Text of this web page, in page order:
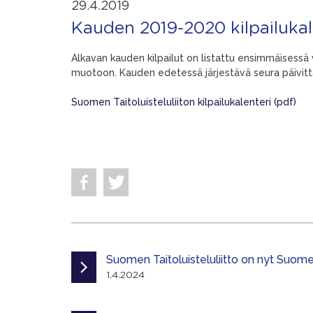
29.4.2019
Kauden 2019-2020
Alkavan kauden kilpailut on listattu
muotoon. Kauden edetessä järjestävä seura
Suomen Taitoluisteluliiton kilpailukalenteri (pdf)
Suomen Taitoluisteluliitto on nyt
1.4.2024